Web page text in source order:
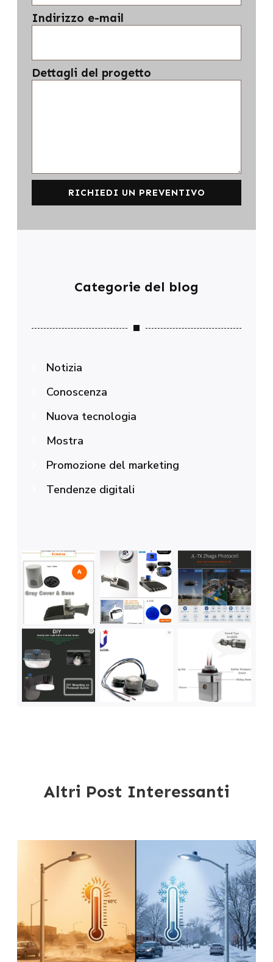
Indirizzo e-mail
Dettagli del progetto
RICHIEDI UN PREVENTIVO
Categorie del blog
Notizia
Conoscenza
Nuova tecnologia
Mostra
Promozione del marketing
Tendenze digitali
Altri Post Interessanti